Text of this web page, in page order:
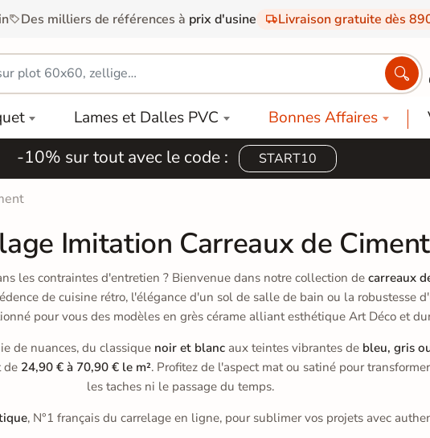
Des milliers de références à prix d'usine Livraison gratuite dès

Lames et Dalles PVC Bonnes Affaires
-10% sur tout avec le code : START10
Imitation Carreaux de Ciment
les contraintes d'entretien ? Bienvenue dans notre collection de carreaux
de cuisine rétro, l'élégance d'un sol de salle de bain ou la robustesse
pour vous des modèles en grès cérame alliant esthétique Art Déco et
de nuances, du classique noir et blancaux teintes vibrantes de bleu, gris
de 24,90 € à 70,90 € le m². Profitez de l'aspect mat ou satiné pour
les taches ni le passage du temps.
, N°1 français du carrelage en ligne, pour sublimer vos projets avec